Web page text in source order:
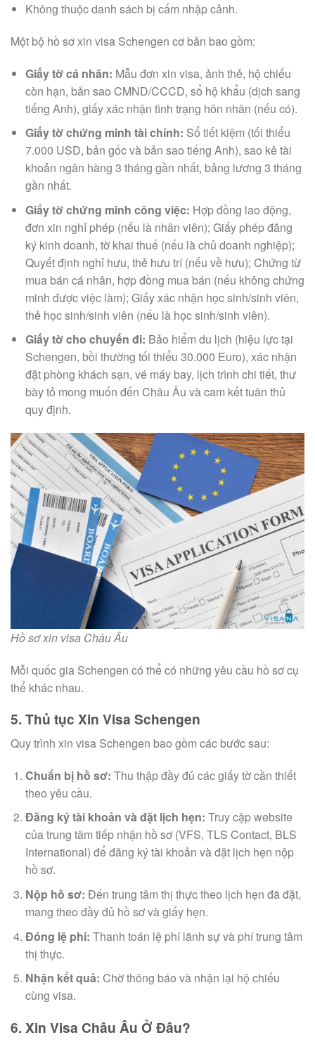
Không thuộc danh sách bị cấm nhập cảnh.
Một bộ hồ sơ xin visa Schengen cơ bản bao gồm:
Giấy tờ cá nhân: Mẫu đơn xin visa, ảnh thẻ, hộ chiếu
còn hạn, bản sao CMND/CCCD, sổ hộ khẩu (dịch sang
tiếng Anh), giấy xác nhận tình trạng hôn nhân (nếu có).
Giấy tờ chứng minh tài chính: Sổ tiết kiệm (tối thiểu
7.000 USD, bản gốc và bản sao tiếng Anh), sao kê tài
khoản ngân hàng 3 tháng gần nhất, bảng lương 3 tháng
gần nhất.
Giấy tờ chứng minh công việc: Hợp đồng lao động,
đơn xin nghỉ phép (nếu là nhân viên); Giấy phép đăng
ký kinh doanh, tờ khai thuế (nếu là chủ doanh nghiệp);
Quyết định nghỉ hưu, thẻ hưu trí (nếu về hưu); Chứng từ
mua bán cá nhân, hợp đồng mua bán (nếu không chứng
minh được việc làm); Giấy xác nhận học sinh/sinh viên,
thẻ học sinh/sinh viên (nếu là học sinh/sinh viên).
Giấy tờ cho chuyến đi: Bảo hiểm du lịch (hiệu lực tại
Schengen, bồi thường tối thiểu 30.000 Euro), xác nhận
đặt phòng khách sạn, vé máy bay, lịch trình chi tiết, thư
bày tỏ mong muốn đến Châu Âu và cam kết tuân thủ
quy định.
Hồ sơ xin visa Châu Âu
Mỗi quốc gia Schengen có thể có những yêu cầu hồ sơ cụ
thể khác nhau.
5. Thủ tục Xin Visa Schengen
Quy trình xin visa Schengen bao gồm các bước sau:
Chuẩn bị hồ sơ: Thu thập đầy đủ các giấy tờ cần thiết
theo yêu cầu.
Đăng ký tài khoản và đặt lịch hẹn: Truy cập website
của trung tâm tiếp nhận hồ sơ (VFS, TLS Contact, BLS
International) để đăng ký tài khoản và đặt lịch hẹn nộp
hồ sơ.
Nộp hồ sơ: Đến trung tâm thị thực theo lịch hẹn đã đặt,
mang theo đầy đủ hồ sơ và giấy hẹn.
Đóng lệ phí: Thanh toán lệ phí lãnh sự và phí trung tâm
thị thực.
Nhận kết quả: Chờ thông báo và nhận lại hộ chiếu
cùng visa.
6. Xin Visa Châu Âu Ở Đâu?